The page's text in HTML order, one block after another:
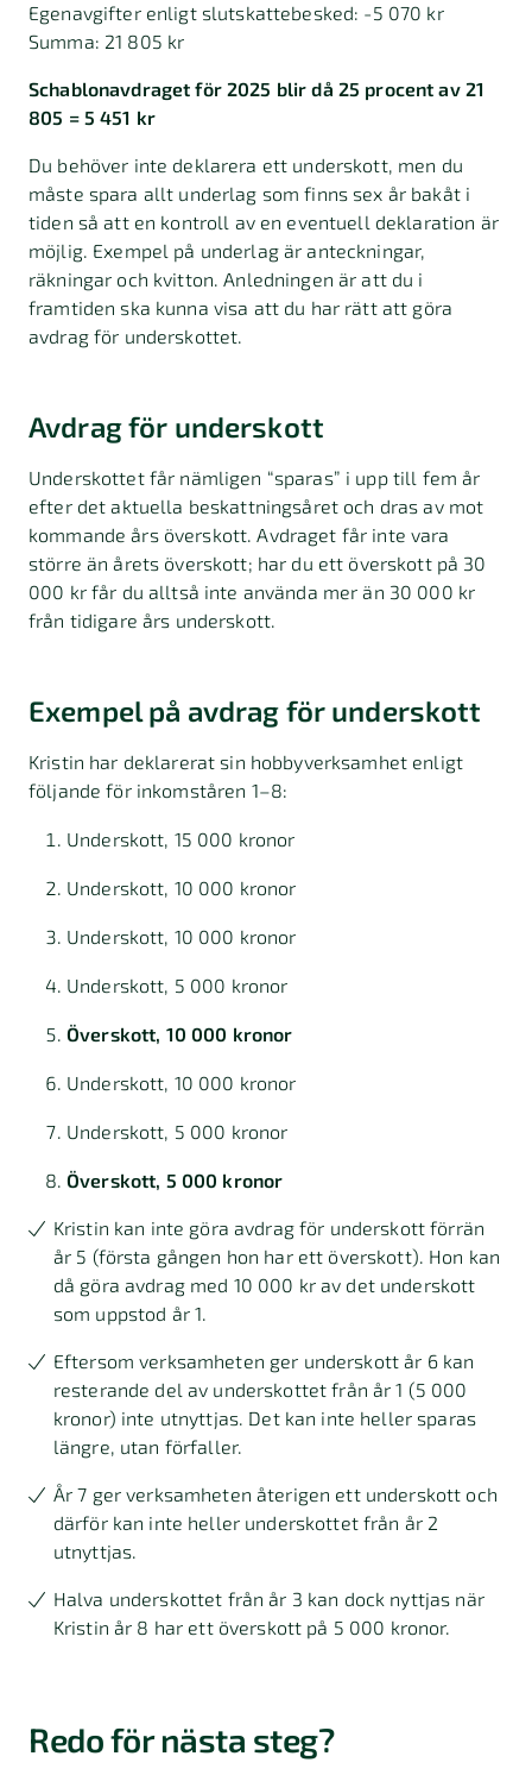
Egenavgifter enligt slutskattebesked: -5 070 kr
Summa: 21 805 kr
Schablonavdraget för 2025 blir då 25 procent av 21
805 = 5 451 kr
Du behöver inte deklarera ett underskott, men du
måste spara allt underlag som finns sex år bakåt i
tiden så att en kontroll av en eventuell deklaration är
möjlig. Exempel på underlag är anteckningar,
räkningar och kvitton. Anledningen är att du i
framtiden ska kunna visa att du har rätt att göra
avdrag för underskottet.
Avdrag för underskott
Underskottet får nämligen “sparas” i upp till fem år
efter det aktuella beskattningsåret och dras av mot
kommande års överskott. Avdraget får inte vara
större än årets överskott; har du ett överskott på 30
000 kr får du alltså inte använda mer än 30 000 kr
från tidigare års underskott.
Exempel på avdrag för underskott
Kristin har deklarerat sin hobbyverksamhet enligt
följande för inkomståren 1–8:
Underskott, 15 000 kronor
Underskott, 10 000 kronor
Underskott, 10 000 kronor
Underskott, 5 000 kronor
Överskott, 10 000 kronor
Underskott, 10 000 kronor
Underskott, 5 000 kronor
Överskott, 5 000 kronor
Kristin kan inte göra avdrag för underskott förrän
år 5 (första gången hon har ett överskott). Hon kan
då göra avdrag med 10 000 kr av det underskott
som uppstod år 1.
Eftersom verksamheten ger underskott år 6 kan
resterande del av underskottet från år 1 (5 000
kronor) inte utnyttjas. Det kan inte heller sparas
längre, utan förfaller.
År 7 ger verksamheten återigen ett underskott och
därför kan inte heller underskottet från år 2
utnyttjas.
Halva underskottet från år 3 kan dock nyttjas när
Kristin år 8 har ett överskott på 5 000 kronor.
Redo för nästa steg?